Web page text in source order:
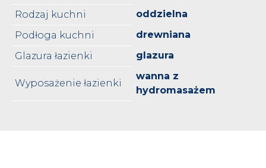
Rodzaj kuchni
oddzielna
Podłoga kuchni
drewniana
Glazura łazienki
glazura
Wyposażenie łazienki
wanna z
hydromasażem